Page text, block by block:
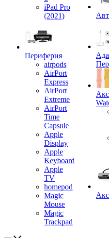
iPad Pro
(2021)
Периферия
airpods
AirPort
Express
AirPort
Extreme
AirPort
Time
Capsule
Apple
Display
Apple
Keyboard
Apple
TV
homepod
Magic
Mouse
Magic
Trackpad